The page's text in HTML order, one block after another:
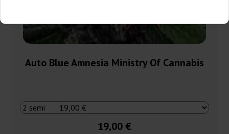
Auto Blue Amnesia Ministry Of Cannabis
19,00 €